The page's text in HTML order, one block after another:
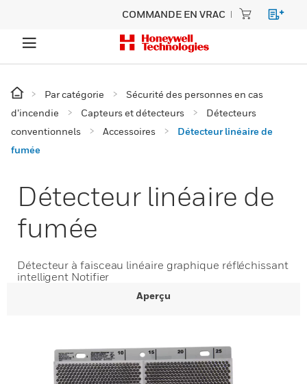
COMMANDE EN VRAC
Par catégorie
Sécurité des personnes en cas
d’incendie
Capteurs et détecteurs
Détecteurs
conventionnels
Accessoires
Détecteur linéaire de
fumée
Détecteur linéaire de
fumée
Détecteur à faisceau linéaire graphique réfléchissant
intelligent Notifier
Aperçu